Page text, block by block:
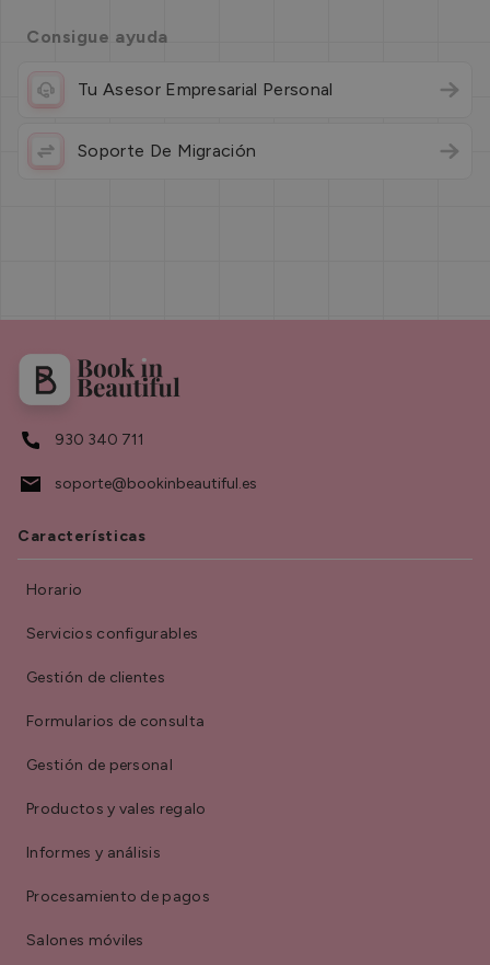
Consigue ayuda
Tu Asesor Empresarial Personal
Soporte De Migración
930 340 711
soporte@bookinbeautiful.es
Características
Horario
Servicios configurables
Gestión de clientes
Formularios de consulta
Gestión de personal
Productos y vales regalo
Informes y análisis
Procesamiento de pagos
Salones móviles